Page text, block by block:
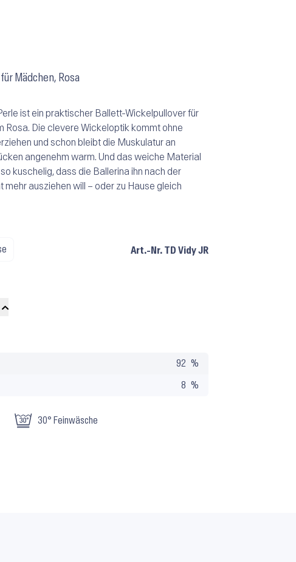
Mädchen, Rosa
ist ein praktischer Ballett-Wickelpullover für
Rosa. Die clevere Wickeloptik kommt ohne
und schon bleibt die Muskulatur an
angenehm warm. Und das weiche Material
kuschelig, dass die Ballerina ihn nach der
ausziehen will – oder zu Hause gleich
Art.-Nr. TD Vidy JR
92
8
30° Feinwäsche